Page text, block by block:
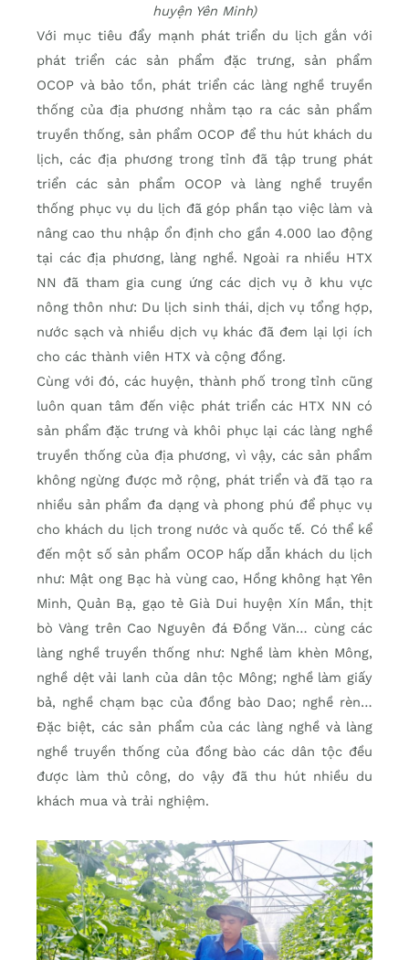
huyện Yên Minh)
Với mục tiêu đẩy mạnh phát triển du lịch gắn với
phát triển các sản phẩm đặc trưng, sản phẩm
OCOP và bảo tồn, phát triển các làng nghề truyền
thống của địa phương nhằm tạo ra các sản phẩm
truyền thống, sản phẩm OCOP để thu hút khách du
lịch, các địa phương trong tỉnh đã tập trung phát
triển các sản phẩm OCOP và làng nghề truyền
thống phục vụ du lịch đã góp phần tạo việc làm và
nâng cao thu nhập ổn định cho gần 4.000 lao động
tại các địa phương, làng nghề. Ngoài ra nhiều HTX
NN đã tham gia cung ứng các dịch vụ ở khu vực
nông thôn như: Du lịch sinh thái, dịch vụ tổng hợp,
nước sạch và nhiều dịch vụ khác đã đem lại lợi ích
cho các thành viên HTX và cộng đồng.
Cùng với đó, các huyện, thành phố trong tỉnh cũng
luôn quan tâm đến việc phát triển các HTX NN có
sản phẩm đặc trưng và khôi phục lại các làng nghề
truyền thống của địa phương, vì vậy, các sản phẩm
không ngừng được mở rộng, phát triển và đã tạo ra
nhiều sản phẩm đa dạng và phong phú để phục vụ
cho khách du lịch trong nước và quốc tế. Có thể kể
đến một số sản phẩm OCOP hấp dẫn khách du lịch
như: Mật ong Bạc hà vùng cao, Hồng không hạt Yên
Minh, Quản Bạ, gạo tẻ Già Dui huyện Xín Mần, thịt
bò Vàng trên Cao Nguyên đá Đồng Văn… cùng các
làng nghề truyền thống như: Nghề làm khèn Mông,
nghề dệt vải lanh của dân tộc Mông; nghề làm giấy
bả, nghề chạm bạc của đồng bào Dao; nghề rèn…
Đặc biệt, các sản phẩm của các làng nghề và làng
nghề truyền thống của đồng bào các dân tộc đều
được làm thủ công, do vậy đã thu hút nhiều du
khách mua và trải nghiệm.